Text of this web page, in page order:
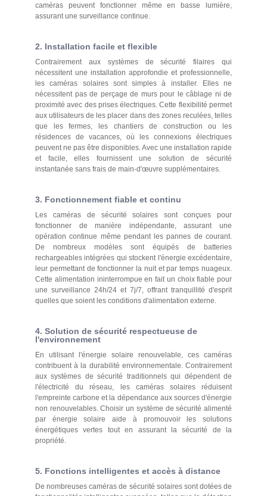
caméras peuvent fonctionner même en basse lumière,
assurant une surveillance continue.
2. Installation facile et flexible
Contrairement aux systèmes de sécurité filaires qui
nécessitent une installation approfondie et professionnelle,
les caméras solaires sont simples à installer. Elles ne
nécessitent pas de perçage de murs pour le câblage ni de
proximité avec des prises électriques. Cette flexibilité permet
aux utilisateurs de les placer dans des zones reculées, telles
que les fermes, les chantiers de construction ou les
résidences de vacances, où les connexions électriques
peuvent ne pas être disponibles. Avec une installation rapide
et facile, elles fournissent une solution de sécurité
instantanée sans frais de main-d'œuvre supplémentaires.
3. Fonctionnement fiable et continu
Les caméras de sécurité solaires sont conçues pour
fonctionner de manière indépendante, assurant une
opération continue même pendant les pannes de courant.
De nombreux modèles sont équipés de batteries
rechargeables intégrées qui stockent l'énergie excédentaire,
leur permettant de fonctionner la nuit et par temps nuageux.
Cette alimentation ininterrompue en fait un choix fiable pour
une surveillance 24h/24 et 7j/7, offrant tranquillité d'esprit
quelles que soient les conditions d'alimentation externe.
4. Solution de sécurité respectueuse de
l'environnement
En utilisant l'énergie solaire renouvelable, ces caméras
contribuent à la durabilité environnementale. Contrairement
aux systèmes de sécurité traditionnels qui dépendent de
l'électricité du réseau, les caméras solaires réduisent
l'empreinte carbone et la dépendance aux sources d'énergie
non renouvelables. Choisir un système de sécurité alimenté
par énergie solaire aide à promouvoir les solutions
énergétiques vertes tout en assurant la sécurité de la
propriété.
5. Fonctions intelligentes et accès à distance
De nombreuses caméras de sécurité solaires sont dotées de